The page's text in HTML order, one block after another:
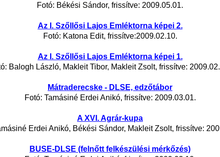
Fotó: Békési Sándor, frissítve: 2009.05.01.
Az I. Szőllősi Lajos Emléktorna képei 2.
Fotó: Katona Edit, frissítve:2009.02.10.
Az I. Szőllősi Lajos Emléktorna képei 1.
Balogh László, Makleit Tibor, Makleit Zsolt, frissítve:
Mátraderecske - DLSE, edzőtábor
Fotó: Tamásiné Erdei Anikó, frissítve: 2009.03.01.
A XVI. Agrár-kupa
Erdei Anikó, Békési Sándor, Makleit Zsolt, frissítve:
BUSE-DLSE (felnőtt felkészülési mérkőzés)